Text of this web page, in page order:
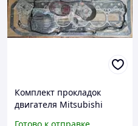
Комплект прокладок
двигателя Mitsubishi